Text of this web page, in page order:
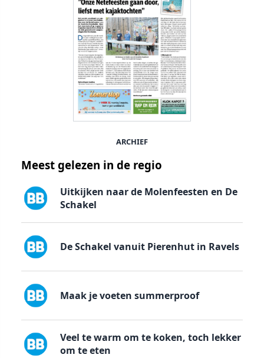
ARCHIEF
Meest gelezen in de regio
Uitkijken naar de Molenfeesten en De
Schakel
De Schakel vanuit Pierenhut in Ravels
Maak je voeten summerproof
Veel te warm om te koken, toch lekker
om te eten